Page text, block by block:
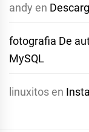
andy en
fotografia De
MySQL
linuxitos en